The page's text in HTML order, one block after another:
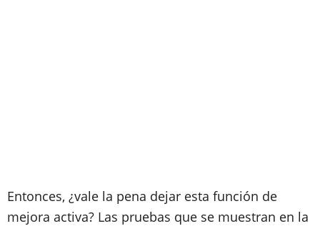
Entonces, ¿vale la pena dejar esta función de
mejora activa? Las pruebas que se muestran en la